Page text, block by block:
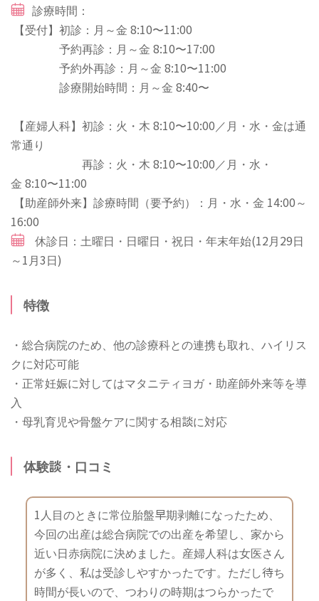
診療時間：
【受付】初診：月～金 8:10〜11:00
予約再診：月～金 8:10〜17:00
予約外再診：月～金 8:10〜11:00
診療開始時間：月～金 8:40〜
【産婦人科】初診：火・木 8:10〜10:00／月・水・金は通
常通り
再診：火・木 8:10〜10:00／月・水・
金 8:10〜11:00
【助産師外来】診療時間（要予約）：月・水・金 14:00～
16:00
休診日：土曜日・日曜日・祝日・年末年始(12月29日
～1月3日)
特徴
・総合病院のため、他の診療科との連携も取れ、ハイリス
クに対応可能
・正常妊娠に対してはマタニティヨガ・助産師外来等を導
入
・母乳育児や骨盤ケアに関する相談に対応
体験談・口コミ
1人目のときに常位胎盤早期剥離になったため、
今回の出産は総合病院での出産を希望し、家から
近い日赤病院に決めました。産婦人科は女医さん
が多く、私は受診しやすかったです。ただし待ち
時間が長いので、つわりの時期はつらかったで